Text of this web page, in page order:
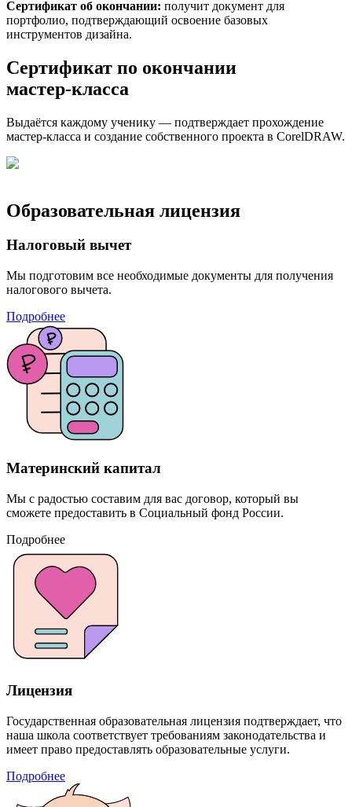
Сертификат об окончании: получит документ для
портфолио, подтверждающий освоение базовых
инструментов дизайна.
Сертификат по окончании
мастер‑класса
Выдаётся каждому ученику — подтверждает прохождение
мастер‑класса и создание собственного проекта в CorelDRAW.
Образовательная лицензия
Налоговый вычет
Мы подготовим все необходимые документы для получения
налогового вычета.
Подробнее
Материнский капитал
Мы с радостью составим для вас договор, который вы
сможете предоставить в Социальный фонд России.
Подробнее
Лицензия
Государственная образовательная лицензия подтверждает, что
наша школа соответствует требованиям законодательства и
имеет право предоставлять образовательные услуги.
Подробнее